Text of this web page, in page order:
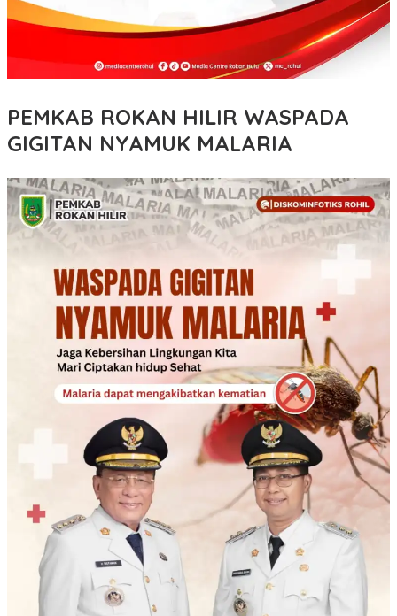
PEMKAB ROKAN HILIR WASPADA
GIGITAN NYAMUK MALARIA